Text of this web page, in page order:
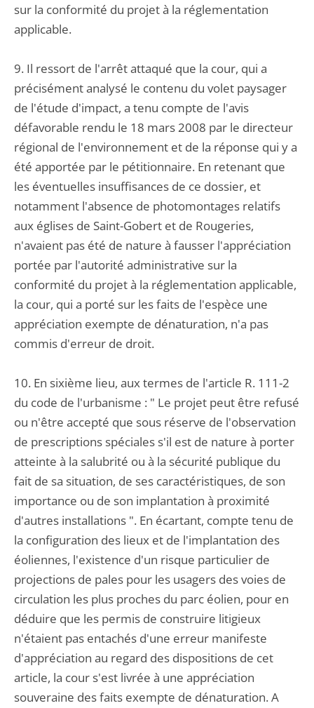
sur la conformité du projet à la réglementation
applicable.
9. Il ressort de l'arrêt attaqué que la cour, qui a
précisément analysé le contenu du volet paysager
de l'étude d'impact, a tenu compte de l'avis
défavorable rendu le 18 mars 2008 par le directeur
régional de l'environnement et de la réponse qui y a
été apportée par le pétitionnaire. En retenant que
les éventuelles insuffisances de ce dossier, et
notamment l'absence de photomontages relatifs
aux églises de Saint-Gobert et de Rougeries,
n'avaient pas été de nature à fausser l'appréciation
portée par l'autorité administrative sur la
conformité du projet à la réglementation applicable,
la cour, qui a porté sur les faits de l'espèce une
appréciation exempte de dénaturation, n'a pas
commis d'erreur de droit.
10. En sixième lieu, aux termes de l'article R. 111-2
du code de l'urbanisme : " Le projet peut être refusé
ou n'être accepté que sous réserve de l'observation
de prescriptions spéciales s'il est de nature à porter
atteinte à la salubrité ou à la sécurité publique du
fait de sa situation, de ses caractéristiques, de son
importance ou de son implantation à proximité
d'autres installations ". En écartant, compte tenu de
la configuration des lieux et de l'implantation des
éoliennes, l'existence d'un risque particulier de
projections de pales pour les usagers des voies de
circulation les plus proches du parc éolien, pour en
déduire que les permis de construire litigieux
n'étaient pas entachés d'une erreur manifeste
d'appréciation au regard des dispositions de cet
article, la cour s'est livrée à une appréciation
souveraine des faits exempte de dénaturation. A